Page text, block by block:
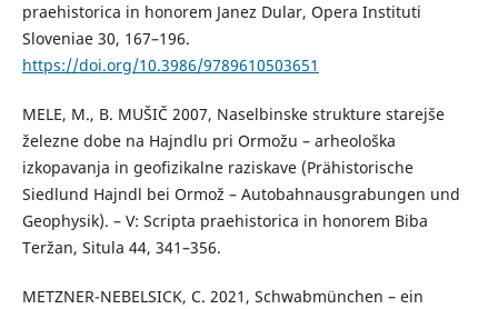
praehistorica in honorem Janez Dular, Opera Instituti
Sloveniae 30, 167–196.
https://doi.org/10.3986/9789610503651
MELE, M., B. MUŠIČ 2007, Naselbinske strukture starejše
železne dobe na Hajndlu pri Ormožu – arheološka
izkopavanja in geofizikalne raziskave (Prähistorische
Siedlund Hajndl bei Ormož – Autobahnausgrabungen und
Geophysik). – V: Scripta praehistorica in honorem Biba
Teržan, Situla 44, 341–356.
METZNER-NEBELSICK, C. 2021, Schwabmünchen – ein